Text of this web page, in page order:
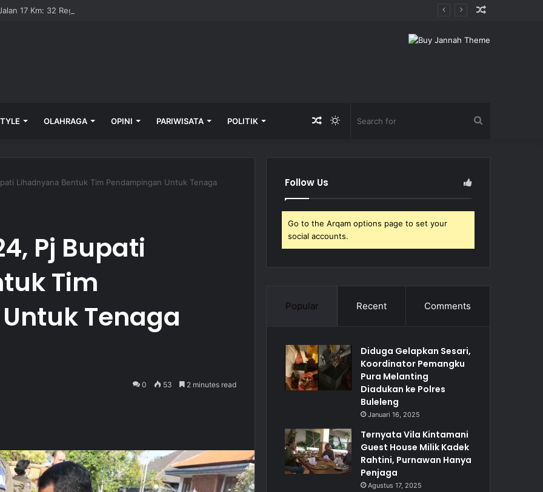
17 Km: 32 Regu Perebutkan Rp 82,5 Juta
OLAHRAGA OPINI PARIWISATA POLITIK Switch
Random
Lihadnyana Bentuk Tim Pendampingan Untuk Tenaga
Pj Bupati
Tim
Tenaga
0 53 2 minutes read
Follow Us
Go to the Arqam options page to set your
social accounts.
Popular Recent Comments
Diduga Gelapkan Sesari,
Koordinator Pemangku
Pura Melanting
Diadukan ke Polres
Buleleng
Januari 16, 2025
Ternyata Vila Kintamani
Guest House Milik Kadek
Rahtini, Purnawan Hanya
Penjaga
Agustus 17, 2025